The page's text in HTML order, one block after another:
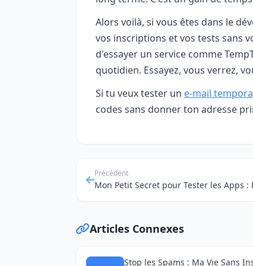
Alors voilà, si vous êtes dans le
vos inscriptions et vos tests sans
d'essayer un service comme
quotidien. Essayez, vous verrez,
Si tu veux tester un e-mail
codes sans donner ton adresse
Précédent
Articles Connexes
Stop les Spams : Ma Vie Sans